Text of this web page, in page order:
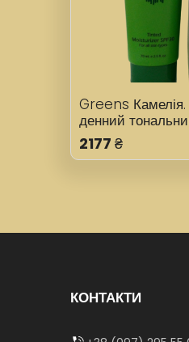
Greens
денний
2177 ₴
КОНТАКТИ